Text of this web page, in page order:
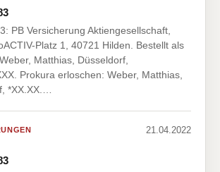
PB Versicherung Aktiengesellschaft,
Platz 1, 40721 Hilden. Bestellt als
Matthias, Düsseldorf,
Prokura erloschen: Weber, Matthias,
*XX.XX.…
21.04.2022